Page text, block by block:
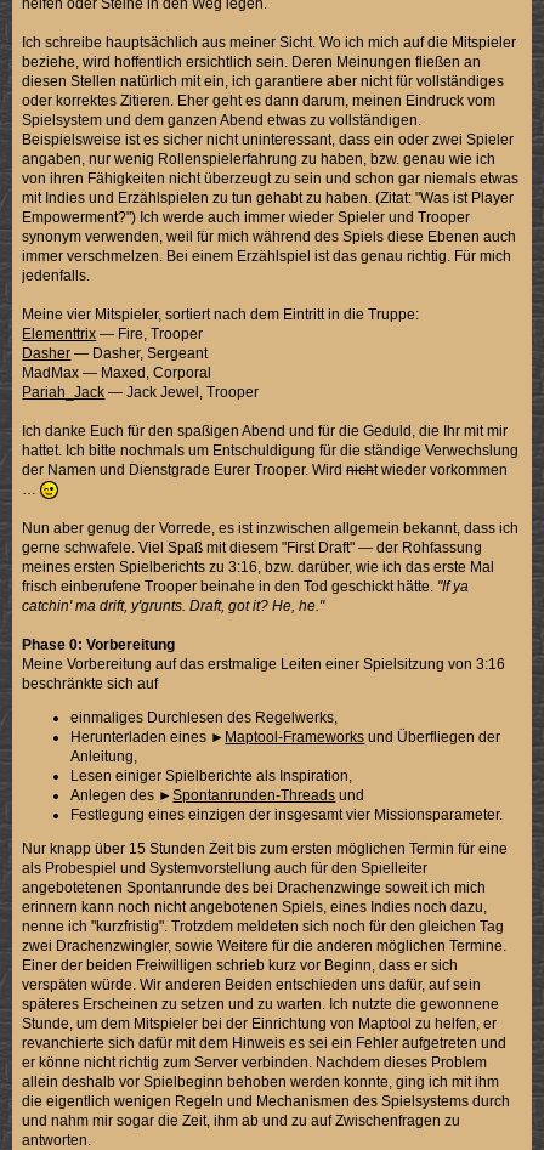
helfen oder Steine in den Weg legen.
Ich schreibe hauptsächlich aus meiner Sicht. Wo ich mich auf die Mitspieler
beziehe, wird hoffentlich ersichtlich sein. Deren Meinungen fließen an
diesen Stellen natürlich mit ein, ich garantiere aber nicht für vollständiges
oder korrektes Zitieren. Eher geht es dann darum, meinen Eindruck vom
Spielsystem und dem ganzen Abend etwas zu vollständigen.
Beispielsweise ist es sicher nicht uninteressant, dass ein oder zwei Spieler
angaben, nur wenig Rollenspielerfahrung zu haben, bzw. genau wie ich
von ihren Fähigkeiten nicht überzeugt zu sein und schon gar niemals etwas
mit Indies und Erzählspielen zu tun gehabt zu haben. (Zitat: "Was ist Player
Empowerment?") Ich werde auch immer wieder Spieler und Trooper
synonym verwenden, weil für mich während des Spiels diese Ebenen auch
immer verschmelzen. Bei einem Erzählspiel ist das genau richtig. Für mich
jedenfalls.
Meine vier Mitspieler, sortiert nach dem Eintritt in die Truppe:
Elementtrix — Fire, Trooper
Dasher — Dasher, Sergeant
MadMax — Maxed, Corporal
Pariah_Jack — Jack Jewel, Trooper
Ich danke Euch für den spaßigen Abend und für die Geduld, die Ihr mit mir
hattet. Ich bitte nochmals um Entschuldigung für die ständige Verwechslung
der Namen und Dienstgrade Eurer Trooper. Wirdnicht wieder vorkommen
…
Nun aber genug der Vorrede, es ist inzwischen allgemein bekannt, dass ich
gerne schwafele. Viel Spaß mit diesem "First Draft" — der Rohfassung
meines ersten Spielberichts zu 3:16, bzw. darüber, wie ich das erste Mal
frisch einberufene Trooper beinahe in den Tod geschickt hätte. "If ya
catchin' ma drift, y'grunts. Draft, got it? He, he."
Phase 0: Vorbereitung
Meine Vorbereitung auf das erstmalige Leiten einer Spielsitzung von 3:16
beschränkte sich auf
einmaliges Durchlesen des Regelwerks,
Herunterladen eines ► Maptool-Frameworks und Überfliegen der
Anleitung,
Lesen einiger Spielberichte als Inspiration,
Anlegen des ►Spontanrunden-Threads und
Festlegung eines einzigen der insgesamt vier Missionsparameter.
Nur knapp über 15 Stunden Zeit bis zum ersten möglichen Termin für eine
als Probespiel und Systemvorstellung auch für den Spielleiter
angebotetenen Spontanrunde des bei Drachenzwinge soweit ich mich
erinnern kann noch nicht angebotenen Spiels, eines Indies noch dazu,
nenne ich "kurzfristig". Trotzdem meldeten sich noch für den gleichen Tag
zwei Drachenzwingler, sowie Weitere für die anderen möglichen Termine.
Einer der beiden Freiwilligen schrieb kurz vor Beginn, dass er sich
verspäten würde. Wir anderen Beiden entschieden uns dafür, auf sein
späteres Erscheinen zu setzen und zu warten. Ich nutzte die gewonnene
Stunde, um dem Mitspieler bei der Einrichtung von Maptool zu helfen, er
revanchierte sich dafür mit dem Hinweis es sei ein Fehler aufgetreten und
er könne nicht richtig zum Server verbinden. Nachdem dieses Problem
allein deshalb vor Spielbeginn behoben werden konnte, ging ich mit ihm
die eigentlich wenigen Regeln und Mechanismen des Spielsystems durch
und nahm mir sogar die Zeit, ihm ab und zu auf Zwischenfragen zu
antworten.